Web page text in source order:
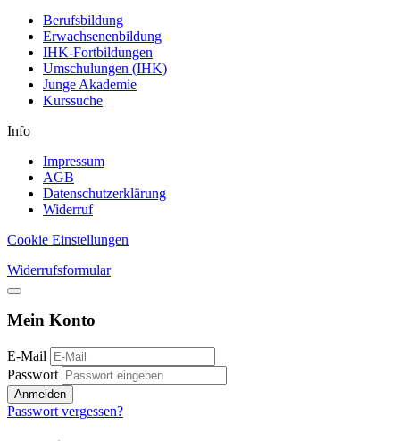
Berufsbildung
Erwachsenenbildung
IHK-Fortbildungen
Umschulungen (IHK)
Junge Akademie
Kurssuche
Info
Impressum
AGB
Datenschutzerklärung
Widerruf
Cookie Einstellungen
Widerrufsformular
Mein Konto
E-Mail
Passwort
Anmelden
Passwort vergessen?